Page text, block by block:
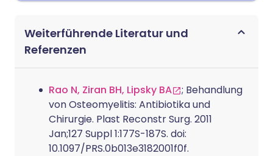
Weiterführende Literatur und
Referenzen
Rao N, Ziran BH, Lipsky BA
; Behandlung
von Osteomyelitis: Antibiotika und
Chirurgie. Plast Reconstr Surg. 2011
Jan;127 Suppl 1:177S-187S. doi:
10.1097/PRS.0b013e3182001f0f.